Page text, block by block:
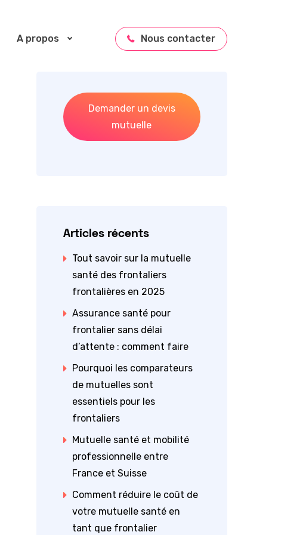
A propos Nous contacter
Demander un devis
mutuelle
Articles récents
Tout savoir sur la mutuelle
santé des frontaliers
frontalières en 2025
Assurance santé pour
frontalier sans délai
d’attente : comment faire
Pourquoi les comparateurs
de mutuelles sont
essentiels pour les
frontaliers
Mutuelle santé et mobilité
professionnelle entre
France et Suisse
Comment réduire le coût de
votre mutuelle santé en
tant que frontalier